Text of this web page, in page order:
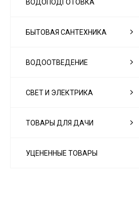
ВОДОПОДГОТОВКА
БЫТОВАЯ САНТЕХНИКА
ВОДООТВЕДЕНИЕ
СВЕТ И ЭЛЕКТРИКА
ТОВАРЫ ДЛЯ ДАЧИ
УЦЕНЕННЫЕ ТОВАРЫ